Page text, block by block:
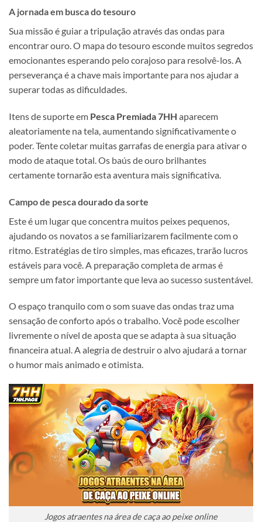
A jornada em busca do tesouro
Sua missão é guiar a tripulação através das ondas para
encontrar ouro. O mapa do tesouro esconde muitos segredos
emocionantes esperando pelo corajoso para resolvê-los. A
perseverança é a chave mais importante para nos ajudar a
superar todas as dificuldades.
Itens de suporte em Pesca Premiada 7HH aparecem
aleatoriamente na tela, aumentando significativamente o
poder. Tente coletar muitas garrafas de energia para ativar o
modo de ataque total. Os baús de ouro brilhantes
certamente tornarão esta aventura mais significativa.
Campo de pesca dourado da sorte
Este é um lugar que concentra muitos peixes pequenos,
ajudando os novatos a se familiarizarem facilmente com o
ritmo. Estratégias de tiro simples, mas eficazes, trarão lucros
estáveis para você. A preparação completa de armas é
sempre um fator importante que leva ao sucesso sustentável.
O espaço tranquilo com o som suave das ondas traz uma
sensação de conforto após o trabalho. Você pode escolher
livremente o nível de aposta que se adapta à sua situação
financeira atual. A alegria de destruir o alvo ajudará a tornar
o humor mais animado e otimista.
Jogos atraentes na área de caça ao peixe online